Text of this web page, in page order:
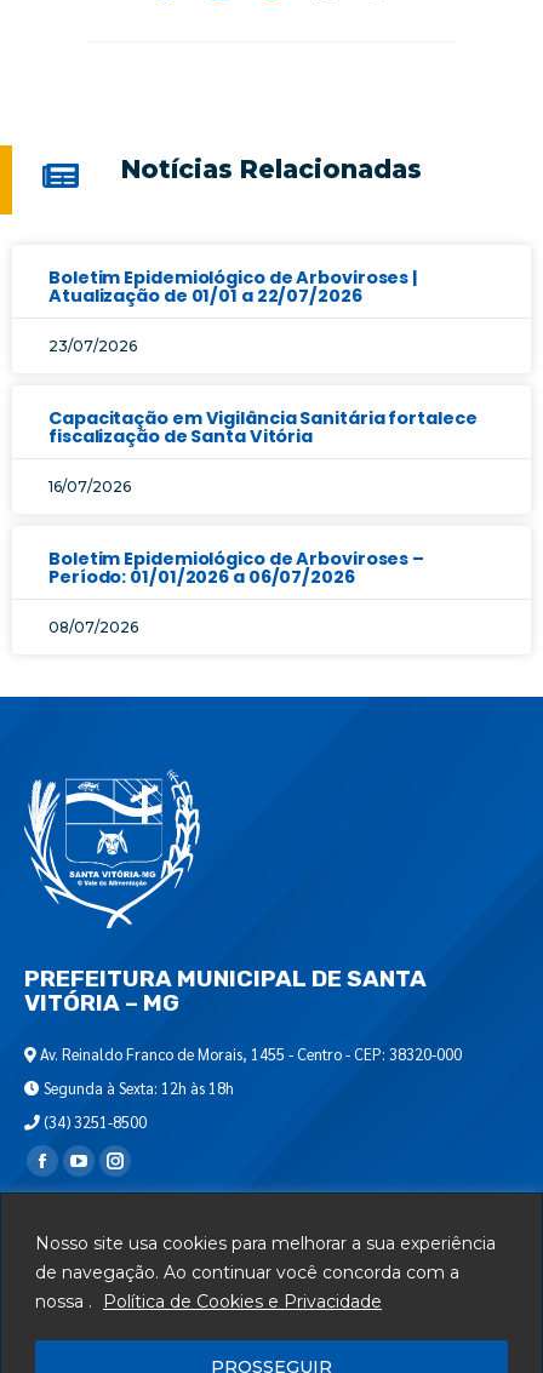
Nosso site usa cookies para melhorar a sua experiência
de navegação. Ao continuar você concorda com a
nossa .
Política de Cookies e Privacidade
PROSSEGUIR
Notícias Relacionadas
Boletim Epidemiológico de Arboviroses |
Atualização de 01/01 a 22/07/2026
23/07/2026
Capacitação em Vigilância Sanitária fortalece
fiscalização de Santa Vitória
16/07/2026
Boletim Epidemiológico de Arboviroses –
Período: 01/01/2026 a 06/07/2026
08/07/2026
PREFEITURA MUNICIPAL DE SANTA
VITÓRIA – MG
Av. Reinaldo Franco de Morais, 1455 - Centro - CEP: 38320-000
Segunda à Sexta: 12h às 18h
(34) 3251-8500
Encontre-nos em:
Departamento de T.I.
Serviços
Telefones Úteis